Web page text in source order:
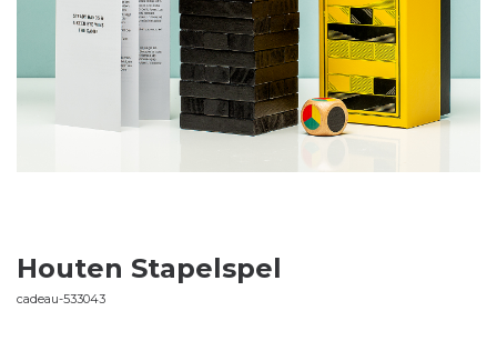
Houten Stapelspel
cadeau-533043